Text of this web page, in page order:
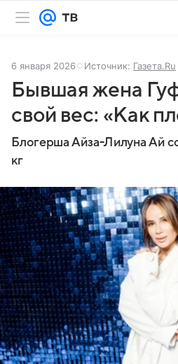
6 января 2026 Источник: Газета.Ru
Бывшая жена
свой вес: «Как
Блогерша Айза-Лилуна Ай
кг